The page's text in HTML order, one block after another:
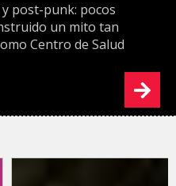
post-punk: pocos
un mito tan
Centro de Salud